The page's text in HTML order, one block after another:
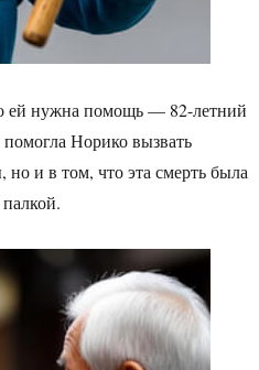
ей нужна помощь — 82-летний
Норико вызвать
и в том, что эта смерть была